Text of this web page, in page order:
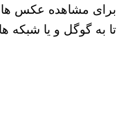
برای مشاهده عکس
تا به گوگل و یا شبکه